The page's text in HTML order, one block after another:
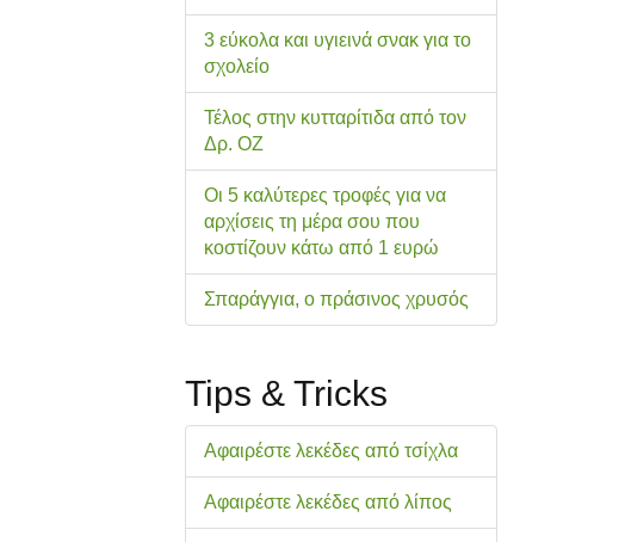
3 εύκολα και υγιεινά σνακ για το
σχολείo
Τέλος στην κυτταρίτιδα από τον
Δρ. ΟΖ
Οι 5 καλύτερες τροφές για να
αρχίσεις τη μέρα σου που
κοστίζουν κάτω από 1 ευρώ
Σπαράγγια, ο πράσινος χρυσός
Tips & Tricks
Αφαιρέστε λεκέδες από τσίχλα
Αφαιρέστε λεκέδες από λίπος